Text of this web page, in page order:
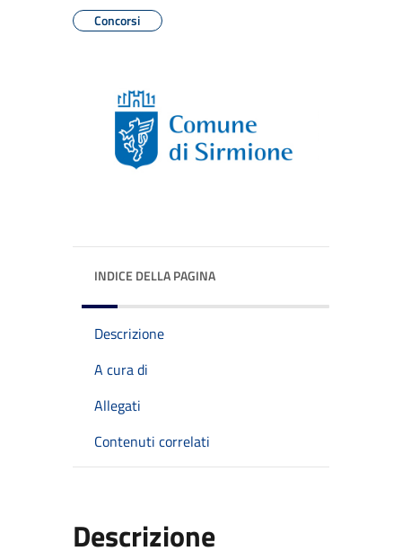
Concorsi
INDICE DELLA PAGINA
Descrizione
A cura di
Allegati
Contenuti correlati
Descrizione